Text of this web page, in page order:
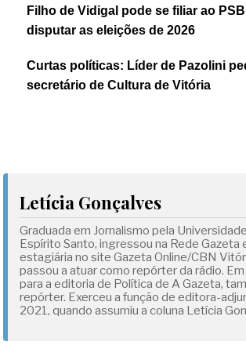
Filho de Vidigal pode se filiar ao
disputar as eleições de 2026
Curtas políticas: Líder de Pazolini
secretário de Cultura de Vitória
Letícia Gonçalves
Graduada em Jornalismo pela
Espírito Santo, ingressou na Rede Gazeta
estagiária no site Gazeta Online/CBN
passou a atuar como repórter da rádio.
para a editoria de Política de A Gazeta,
repórter. Exerceu a função de editora-
2021, quando assumiu a coluna Letícia